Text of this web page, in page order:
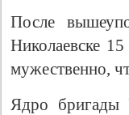
После
Николаевске
мужественно,
Ядро бригады